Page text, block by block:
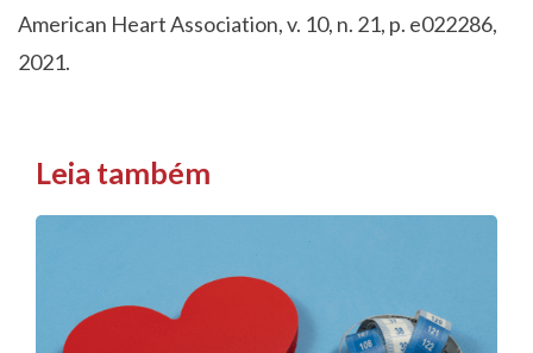
American Heart Association, v. 10, n. 21, p. e022286,
2021.
Leia também